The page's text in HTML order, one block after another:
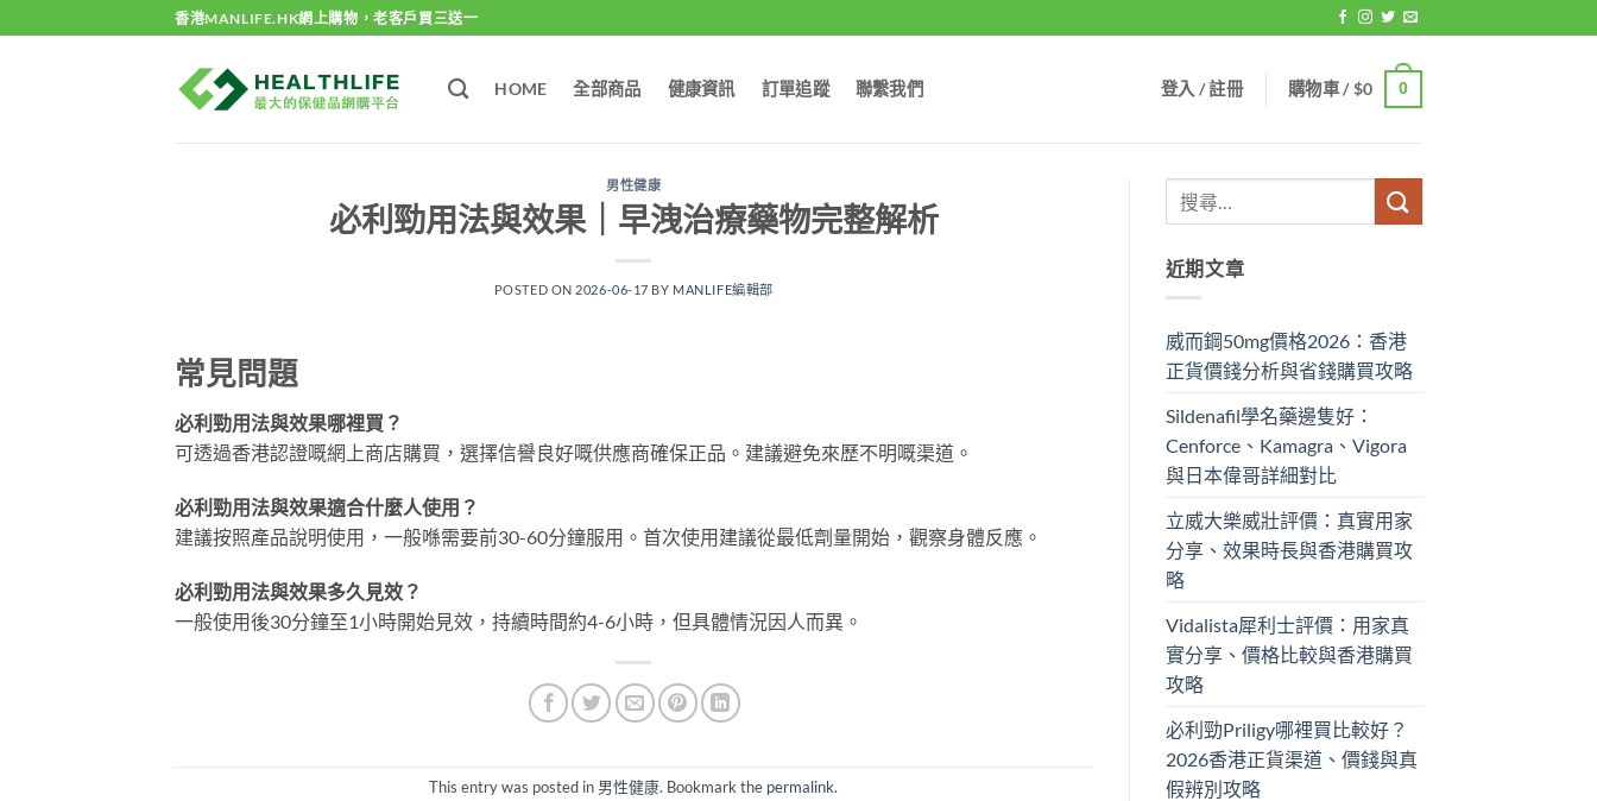
to
香港MANLIFE.HK網上購物，老客戶買三送一
HOME 全部商品 健康資訊 訂單追蹤 聯繫我們 登入 / 註冊 購物車 /$0 0
男性健康
必利勁用法與效果｜早洩治療藥物完整解析
POSTED ON 2026-06-17 BY MANLIFE編輯部
常見問題
必利勁用法與效果哪裡買？
可透過香港認證嘅網上商店購買，選擇信譽良好嘅供應商確保正品。建議避免來歷不明嘅渠道。
必利勁用法與效果適合什麼人使用？
建議按照產品說明使用，一般喺需要前30-60分鐘服用。首次使用建議從最低劑量開始，觀察身體反應。
必利勁用法與效果多久見效？
一般使用後30分鐘至1小時開始見效，持續時間約4-6小時，但具體情況因人而異。
This entry was posted in 男性健康. Bookmark the permalink.
近期文章
威而鋼50mg價格2026：香港
正貨價錢分析與省錢購買攻略
Sildenafil學名藥邊隻好：
Cenforce、Kamagra、Vigora
與日本偉哥詳細對比
立威大樂威壯評價：真實用家
分享、效果時長與香港購買攻
略
Vidalista犀利士評價：用家真
實分享、價格比較與香港購買
攻略
必利勁Priligy哪裡買比較好？
2026香港正貨渠道、價錢與真
假辨別攻略